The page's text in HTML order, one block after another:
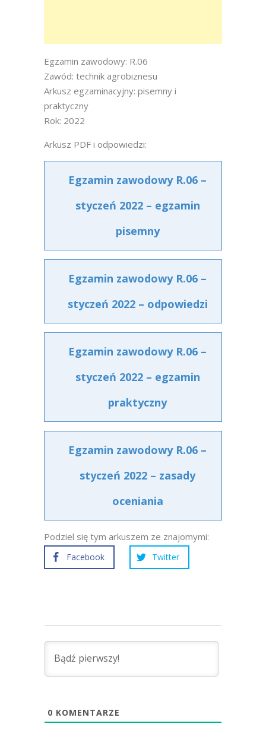
Egzamin zawodowy: R.06
Zawód: technik agrobiznesu
Arkusz egzaminacyjny: pisemny i
praktyczny
Rok: 2022
Arkusz PDF i odpowiedzi:
Egzamin zawodowy R.06 –
styczeń 2022 – egzamin
pisemny
Egzamin zawodowy R.06 –
styczeń 2022 – odpowiedzi
Egzamin zawodowy R.06 –
styczeń 2022 – egzamin
praktyczny
Egzamin zawodowy R.06 –
styczeń 2022 – zasady
oceniania
Podziel się tym arkuszem ze znajomymi:
Facebook Twitter
0 KOMENTARZE